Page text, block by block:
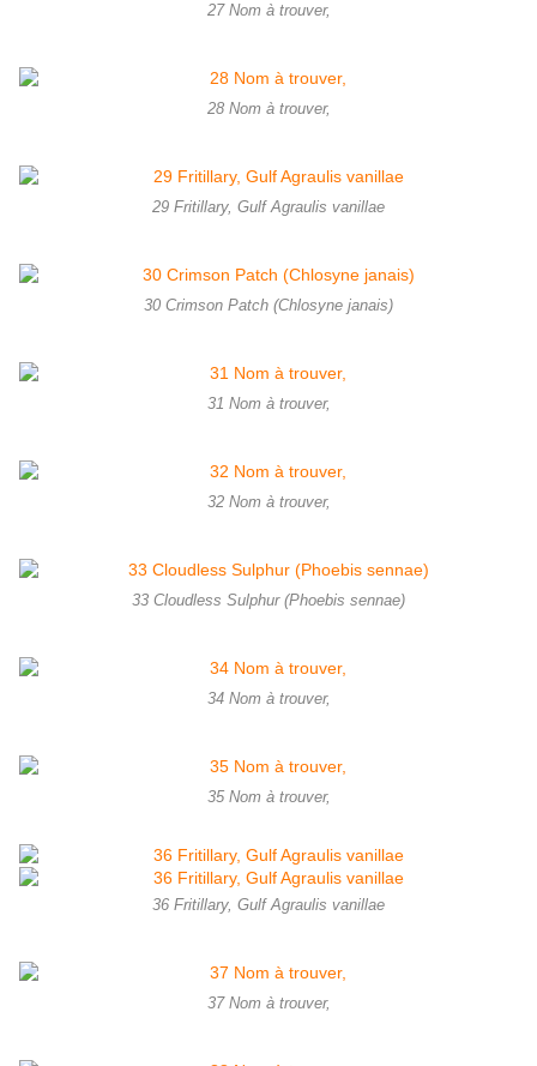
27 Nom à trouver,
28 Nom à trouver,
29 Fritillary, Gulf Agraulis vanillae
30 Crimson Patch (Chlosyne janais)
31 Nom à trouver,
32 Nom à trouver,
33 Cloudless Sulphur (Phoebis sennae)
34 Nom à trouver,
35 Nom à trouver,
36 Fritillary, Gulf Agraulis vanillae
37 Nom à trouver,